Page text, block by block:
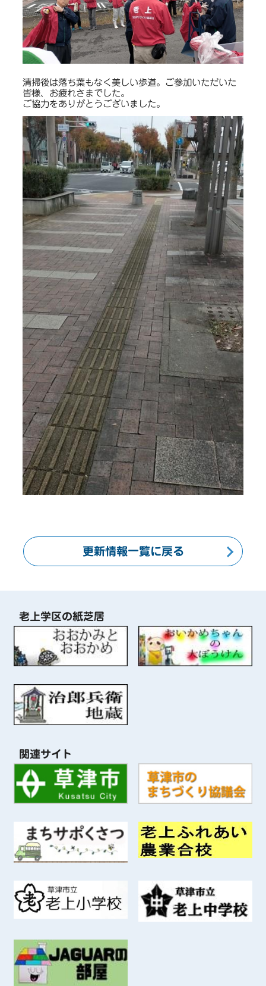
清掃後は落ち葉もなく美しい歩道。ご参加いただいた
皆様、お疲れさまでした。
ご協力をありがとうございました。
更新情報一覧に戻る
老上学区の紙芝居
関連サイト